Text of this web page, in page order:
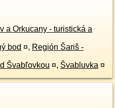
a Orkucany - turistická a
bod ¤, Región Šariš -
Švabľovkou ¤, Švabluvka ¤